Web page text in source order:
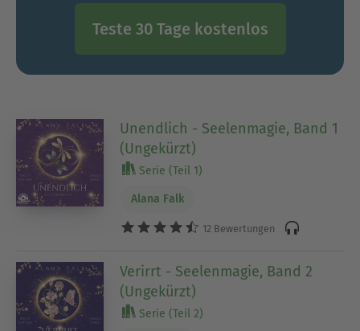
Teste 30 Tage kostenlos
Unendlich - Seelenmagie, Band 1
(Ungekürzt)
Serie (Teil 1)
Alana Falk
12 Bewertungen
Verirrt - Seelenmagie, Band 2
(Ungekürzt)
Serie (Teil 2)